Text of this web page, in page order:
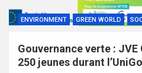
ENVIRONMENT GREEN WORLD
Gouvernance verte :
250 jeunes durant